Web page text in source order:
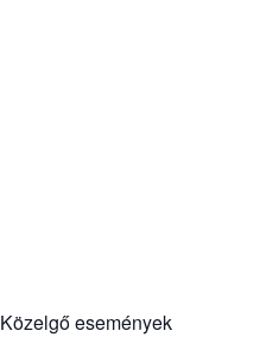
Közelgő események